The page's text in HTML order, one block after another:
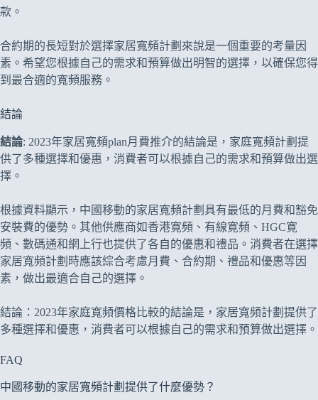
款。
合約期的長短對於選擇家居寬頻計劃來說是一個重要的考量因
素。希望您根據自己的需求和預算做出明智的選擇，以確保您得
到最合適的寬頻服務。
結論
結論: 2023年家居寬頻plan月費推介的結論是，家庭寬頻計劃提
供了多種選擇和優惠，消費者可以根據自己的需求和預算做出選
擇。
根據資料顯示，中國移動的家居寬頻計劃具有最低的月費和豁免
安裝費的優勢。其他供應商如香港寛頻、有線寛頻、HGC寛
頻、數碼通和網上行也提供了各自的優惠和禮品。消費者在選擇
家居寬頻計劃時應該綜合考慮月費、合約期、禮品和優惠等因
素，做出最適合自己的選擇。
結論：2023年家庭寬頻價格比較的結論是，家居寬頻計劃提供了
多種選擇和優惠，消費者可以根據自己的需求和預算做出選擇。
FAQ
中國移動的家居寬頻計劃提供了什麼優勢？